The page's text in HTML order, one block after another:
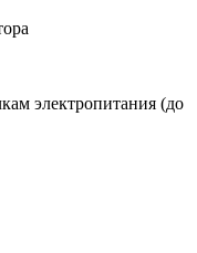
электропитания (до